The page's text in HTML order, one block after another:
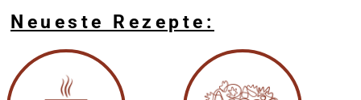
Neueste Rezepte: